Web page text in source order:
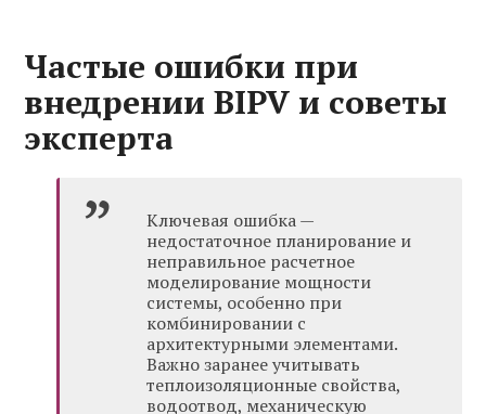
Частые ошибки при
внедрении BIPV и советы
эксперта
Ключевая ошибка —
недостаточное планирование и
неправильное расчетное
моделирование мощности
системы, особенно при
комбинировании с
архитектурными элементами.
Важно заранее учитывать
теплоизоляционные свойства,
водоотвод, механическую